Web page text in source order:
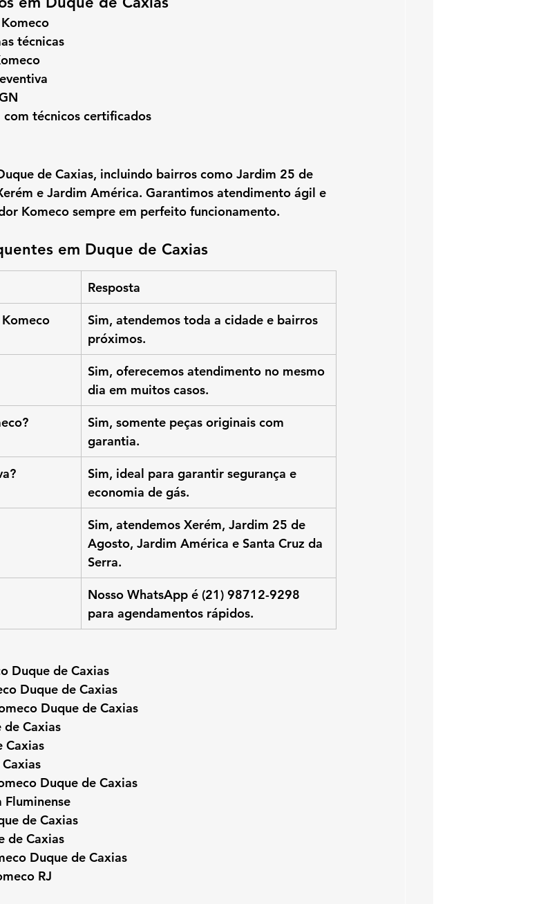
técnicas
técnicos certificados
de Caxias, incluindo bairros como Jardim 25 de
e Jardim América. Garantimos atendimento ágil e
Komeco sempre em perfeito funcionamento.
em Duque de Caxias
Resposta
Sim, atendemos toda a cidade e bairros
próximos.
Sim, oferecemos atendimento no mesmo
dia em muitos casos.
Sim, somente peças originais com
garantia.
Sim, ideal para garantir segurança e
economia de gás.
Sim, atendemos Xerém, Jardim 25 de
Agosto, Jardim América e Santa Cruz da
Serra.
Nosso WhatsApp é (21) 98712-9298
para agendamentos rápidos.
Duque de Caxias
Duque de Caxias
Duque de Caxias
Caxias
Caxias
Duque de Caxias
de Caxias
de Caxias
Duque de Caxias
RJ